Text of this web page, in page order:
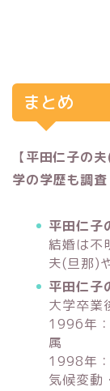
まとめ
【平田仁子の
学の学歴も調査
平田仁子
結婚は不
夫(旦那)
平田仁子
大学卒業
1996年
属
1998年
気候変動